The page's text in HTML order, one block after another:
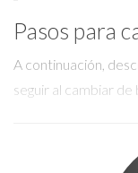
Pasos para
A continuación,
seguir al cambiar
Evalúa tus
movimiento,